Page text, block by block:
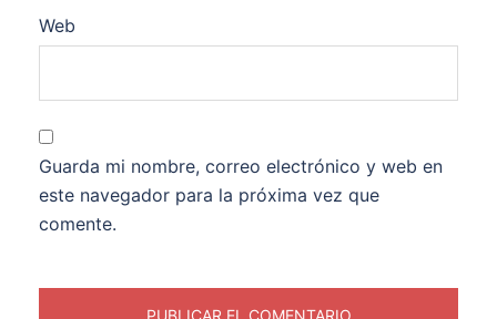
Web
Guarda mi nombre, correo electrónico y web en
este navegador para la próxima vez que
comente.